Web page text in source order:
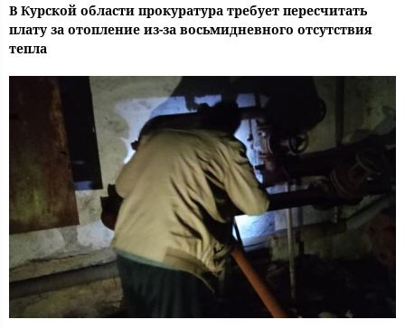
В Курской области прокуратура требует пересчитать
плату за отопление из-за восьмидневного отсутствия
тепла